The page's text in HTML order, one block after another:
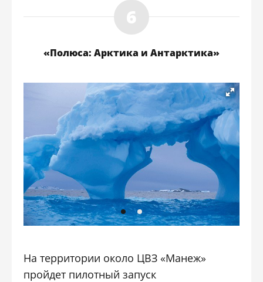
«Полюса: Арктика и Антарктика»
На территории около ЦВЗ «Манеж»
пройдет пилотный запуск